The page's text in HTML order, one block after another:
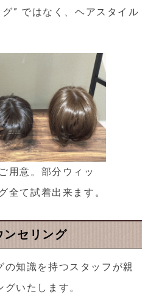
” ではなく、ヘアスタイル
用意。部分ウィッ
全て試着出来ます。
セリング
の知識を持つスタッフが親
いたします。